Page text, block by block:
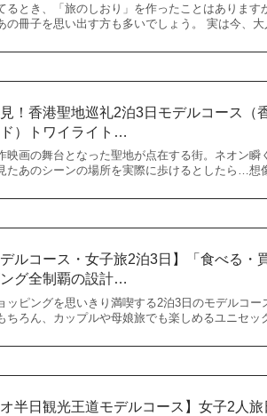
るとき、「旅のしおり」を作ったことはあります
の冊子を思い出す方も多いでしょう。 実は今、大
！香港聖地巡礼2泊3日モデルコース（
）トワイライト…
映画の舞台となった聖地が点在する街。ネオン瞬
たあのシーンの場所を実際に歩けるとしたら…
デルコース・女子旅2泊3日】「食べる・
グ全制覇の設計…
ッピングを思いきり満喫する2泊3日のモデルコー
ちろん、カップルや母娘旅でも楽しめるユニセッ
半日観光王道モデルコース】女子2人旅